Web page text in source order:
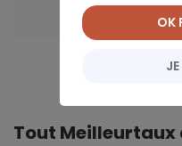
Menu
Tout
OK